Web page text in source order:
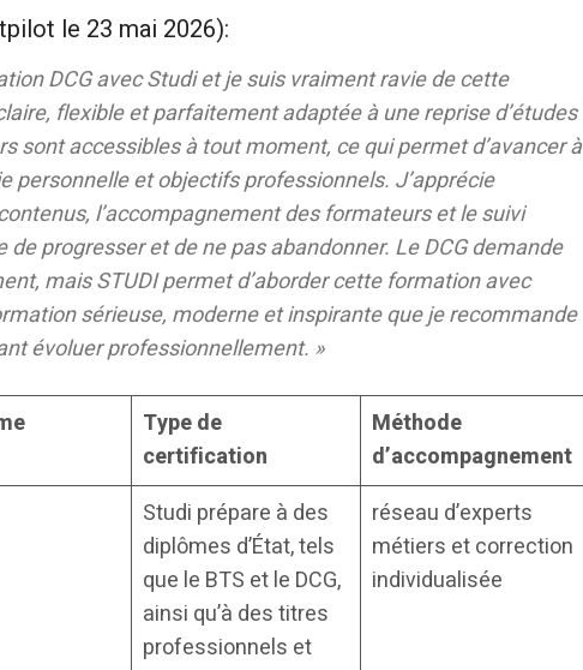
le 23 mai 2026):
DCG avec Studi et je suis vraiment ravie de cette
flexible et parfaitement adaptée à une reprise d’études
sont accessibles à tout moment, ce qui permet d’avancer à
personnelle et objectifs professionnels. J’apprécie
l’accompagnement des formateurs et le suivi
progresser et de ne pas abandonner. Le DCG demande
mais STUDI permet d’aborder cette formation avec
sérieuse, moderne et inspirante que je recommande
évoluer professionnellement. »
Type de
certification
Méthode
d’accompagnement
Studi prépare à des
diplômes d’État, tels
que le BTS et le DCG,
ainsi qu’à des titres
professionnels et
réseau d’experts
métiers et correction
individualisée